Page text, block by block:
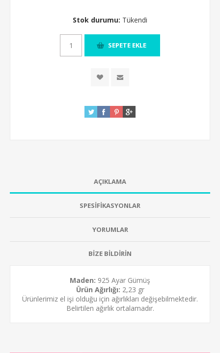
Stok durumu: Tükendi
AÇIKLAMA
SPESİFİKASYONLAR
YORUMLAR
BİZE BİLDİRİN
Maden: 925 Ayar Gümüş
Ürün Ağırlığı: 2,23 gr
Ürünlerimiz el işi olduğu için ağırlıkları değişebilmektedir.
Belirtilen ağırlık ortalamadır.